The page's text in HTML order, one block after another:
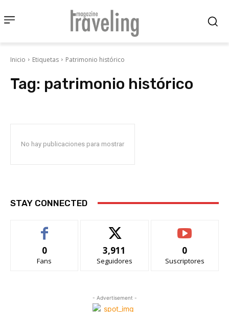
Inicio Etiquetas Patrimonio histórico
Tag: patrimonio histórico
No hay publicaciones para mostrar
STAY CONNECTED
0
Fans
3,911
Seguidores
0
Suscriptores
- Advertisement -